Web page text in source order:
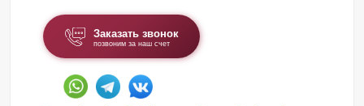
Заказать звонок
позвоним за наш счет